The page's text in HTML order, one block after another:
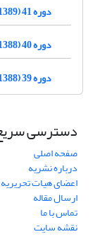
دوره 41 (1389)
دوره 40 (1388)
دوره 39 (1388)
دسترسی
صفحه اصلی
درباره نشریه
اعضای هیات تحریریه
ارسال مقاله
تماس با ما
نقشه سایت